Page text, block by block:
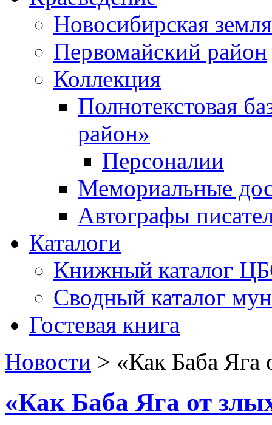
Новосибирская земля
Первомайский район
Коллекция
Полнотекстовая
район»
Персоналии
Мемориальные
Автографы
Каталоги
Книжный каталог
Сводный каталог
Гостевая книга
Новости > «Как Баба Яга
«Как Баба Яга от